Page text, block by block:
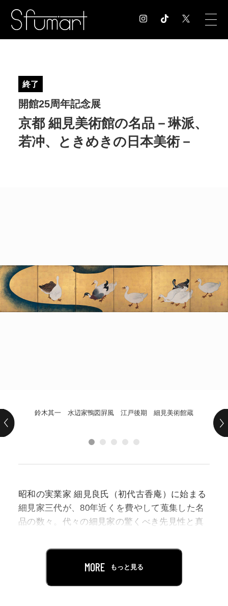
EXHIBITION
MUSEUM 美術館情報
NEWS
POLICY COMPANY
終了
開館25周年記念展
京都 細見美術館の名品－琳派、
若冲、ときめきの日本美術－
鈴木其一 水辺家鴨図屛風 江戸後期 細見美術館蔵
昭和の実業家 細見良氏（初代古香庵）に始まる
細見家三代が、80年近くを費やして蒐集した名
品の数々。代々の細見家の驚くべき先見性と真
貫かれています。
ャンルのなかから人気の高い江戸絵画をはじ
MORE もっと見る